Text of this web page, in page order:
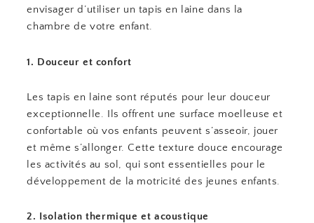
envisager d’utiliser un tapis en laine dans la
chambre de votre enfant.
1. Douceur et confort
Les tapis en laine sont réputés pour leur douceur
exceptionnelle. Ils offrent une surface moelleuse et
confortable où vos enfants peuvent s’asseoir, jouer
et même s’allonger. Cette texture douce encourage
les activités au sol, qui sont essentielles pour le
développement de la motricité des jeunes enfants.
2. Isolation thermique et acoustique